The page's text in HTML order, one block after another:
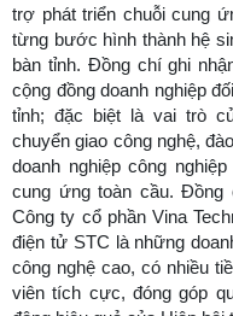
trợ phát triển chuỗi cung
từng bước hình thành hệ
bàn tỉnh. Đồng chí ghi
cộng đồng doanh nghiệp
tỉnh; đặc biệt là vai trò
chuyển giao công nghệ,
doanh nghiệp công
cung ứng toàn cầu. Đồng
Công ty cổ phần Vina
điện tử STC là những
công nghệ cao, có nhiều
viên tích cực, đóng góp